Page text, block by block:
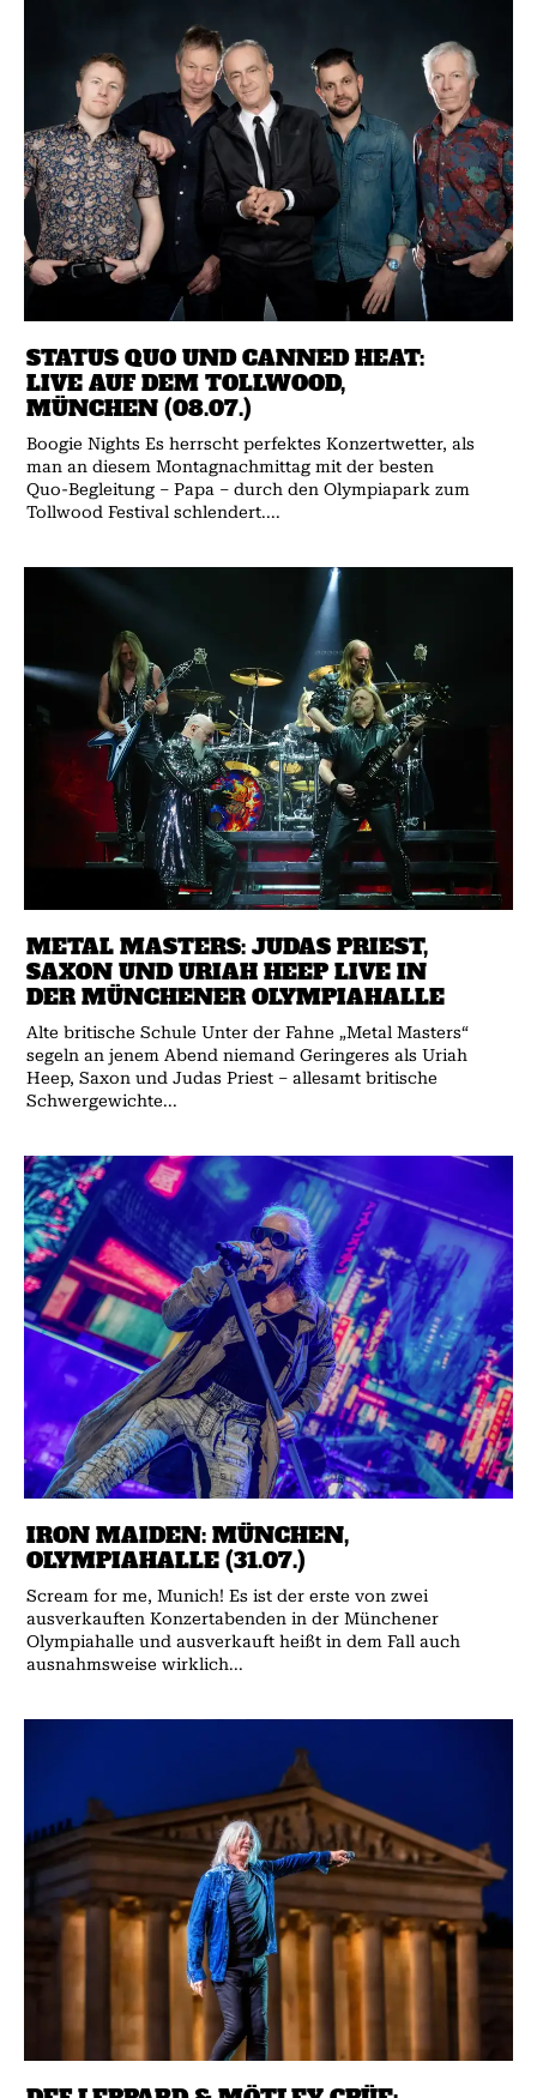
STATUS QUO UND CANNED HEAT:
LIVE AUF DEM TOLLWOOD,
MÜNCHEN (08.07.)
Boogie Nights Es herrscht perfektes Konzertwetter, als
man an diesem Montagnachmittag mit der besten
Quo-Begleitung – Papa – durch den Olympiapark zum
Tollwood Festival schlendert....
METAL MASTERS: JUDAS PRIEST,
SAXON UND URIAH HEEP LIVE IN
DER MÜNCHENER OLYMPIAHALLE
Alte britische Schule Unter der Fahne „Metal Masters“
segeln an jenem Abend niemand Geringeres als Uriah
Heep, Saxon und Judas Priest – allesamt britische
Schwergewichte...
IRON MAIDEN: MÜNCHEN,
OLYMPIAHALLE (31.07.)
Scream for me, Munich! Es ist der erste von zwei
ausverkauften Konzertabenden in der Münchener
Olympiahalle und ausverkauft heißt in dem Fall auch
ausnahmsweise wirklich...